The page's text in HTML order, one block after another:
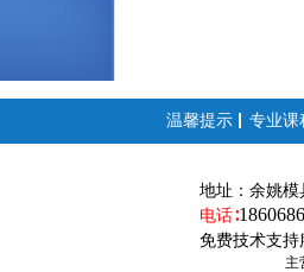
温馨提示 专业课
地址： 余姚模
电话∶
免费技术支持
主